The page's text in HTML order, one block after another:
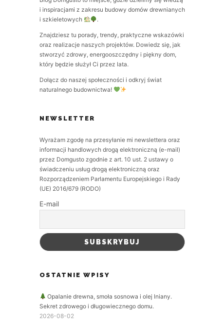
i inspiracjami z zakresu budowy domów drewnianych
i szkieletowych
.
Znajdziesz tu porady, trendy, praktyczne wskazówki
oraz realizacje naszych projektów. Dowiedz się, jak
stworzyć zdrowy, energooszczędny i piękny dom,
który będzie służył Ci przez lata.
Dołącz do naszej społeczności i odkryj świat
naturalnego budownictwa!
NEWSLETTER
Wyrażam zgodę na przesyłanie mi newslettera oraz
informacji handlowych drogą elektroniczną (e-mail)
przez Domgusto zgodnie z art. 10 ust. 2 ustawy o
świadczeniu usług drogą elektroniczną oraz
Rozporządzeniem Parlamentu Europejskiego i Rady
(UE) 2016/679 (RODO)
E-mail
OSTATNIE WPISY
Opalanie drewna, smoła sosnowa i olej lniany.
Sekret zdrowego i długowiecznego domu.
2026-08-02